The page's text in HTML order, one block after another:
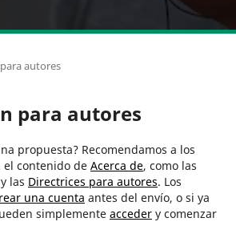
autores
para autores
propuesta? Recomendamos a los
el contenido de Acerca de, como las
y las Directrices para autores. Los
una cuenta antes del envío, o si ya
simplemente accedery comenzar